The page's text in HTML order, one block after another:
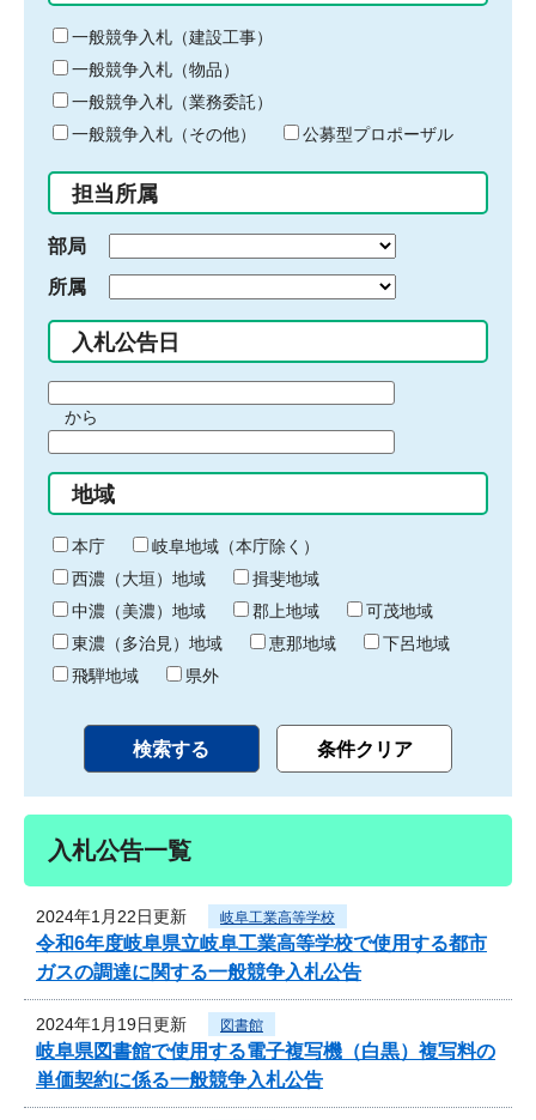
る
キ
ー
ワ
ー
ド
入
力
一般競争入札（建設工事）
一般競争入札（物品）
一般競争入札（業務委託）
一般競争入札（その他）
公募型プロポーザル
担当所属
部局
所属
入札公告日
間
始
り
から
間
終
わ
り
地域
本庁
岐阜地域（本庁除く）
西濃（大垣）地域
揖斐地域
中濃（美濃）地域
郡上地域
可茂地域
東濃（多治見）地域
恵那地域
下呂地域
飛騨地域
県外
入札公告一覧
2024年1月22日更新 岐阜工業高等学校
令和6年度岐阜県立岐阜工業高等学校で使用する都市
ガスの調達に関する一般競争入札公告
2024年1月19日更新 図書館
岐阜県図書館で使用する電子複写機（白黒）複写料の
単価契約に係る一般競争入札公告